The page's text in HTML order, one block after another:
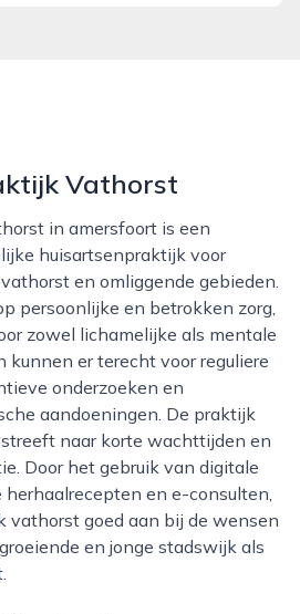
Vathorst
huisartsenpraktijk voor
en omliggende gebieden.
persoonlijke en betrokken zorg,
zowel lichamelijke als mentale
kunnen er terecht voor reguliere
onderzoeken en
aandoeningen. De praktijk
naar korte wachttijden en
Door het gebruik van digitale
herhaalrecepten en e-consulten,
vathorst goed aan bij de wensen
en jonge stadswijk als